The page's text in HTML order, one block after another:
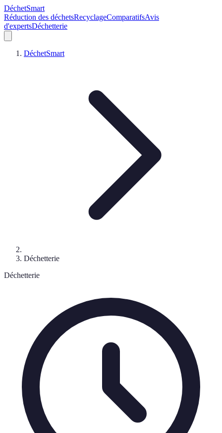
DéchetSmart
Réduction des déchetsRecyclageComparatifsAvis
d'expertsDéchetterie
DéchetSmart
Déchetterie
Déchetterie